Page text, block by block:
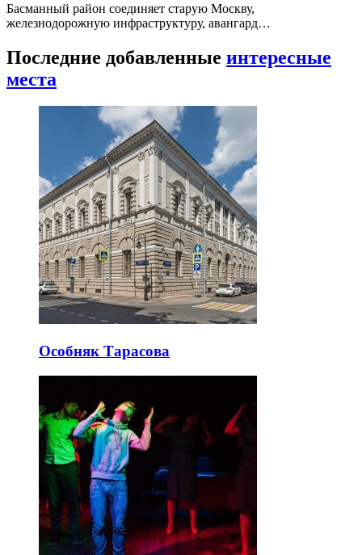
Басманный район соединяет старую Москву,
железнодорожную инфраструктуру, авангард…
Последние добавленные интересные
места
Особняк Тарасова